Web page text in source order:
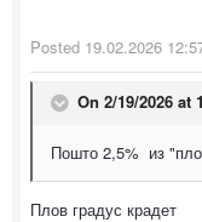
Posted 19.02.2026
On 2/19/2026 at
Пошто 2,5% из
Плов градус крадет